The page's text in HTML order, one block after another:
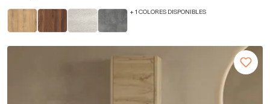
+ 1 COLORES DISPONIBLES